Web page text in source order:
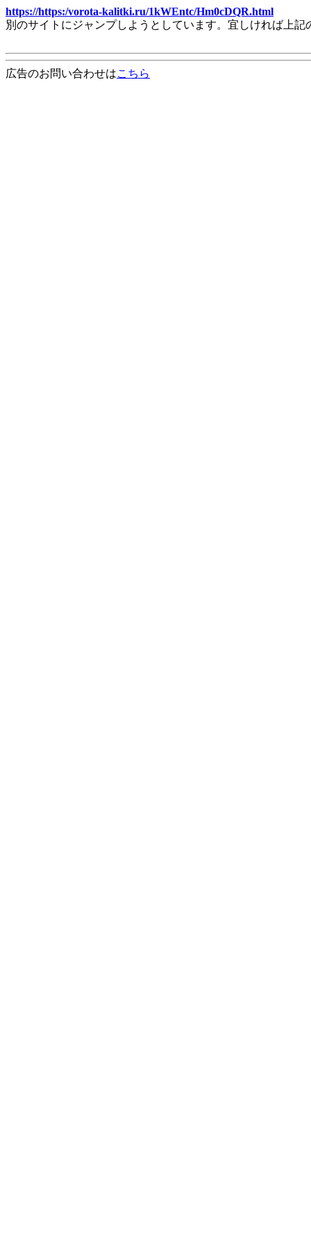
https://https:/vorota-kalitki.ru/1kWEntc/Hm0cDQR.html
別のサイトにジャンプしようとしています。宜しければ上
広告のお問い合わせはこちら